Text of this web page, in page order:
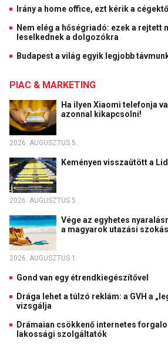
Irány a home office, ezt kérik a cégektől
Nem elég a hőségriadó: ezek a rejtett
leselkednek a dolgozókra
Budapest a világ egyik legjobb
PIAC & MARKETING
Ha ilyen Xiaomi telefonja
azonnal kikapcsolni!
2026. AUGUSZTUS 5.
Keményen visszaütött a
2026. AUGUSZTUS 5.
Vége az egyhetes
a magyarok utazási
2026. AUGUSZTUS 1.
Gond van egy étrendkiegészítővel
Drága lehet a túlzó reklám: a GVH a
vizsgálja
Drámaian csökkenő internetes
lakossági szolgáltatók